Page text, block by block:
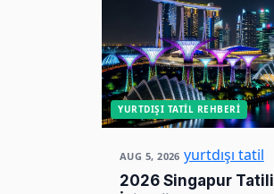
YURTDIŞI TATIL REHBERI
AUG 5, 2026 yurtdışı tatil
2026 Singapur